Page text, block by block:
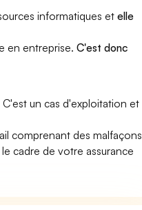
informatiques etelle
en entreprise.C'est donc
un cas d'exploitation et
comprenant des malfaçons
cadre de votre assurance